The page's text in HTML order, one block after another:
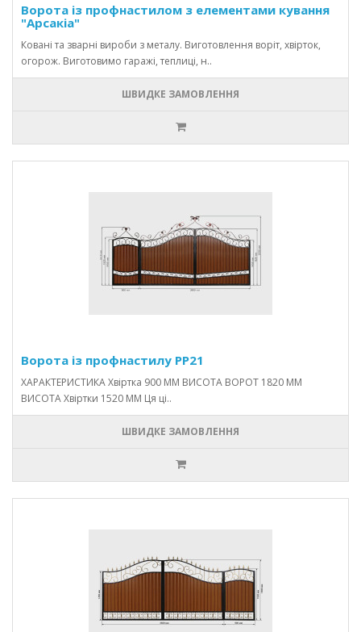
Ворота із профнастилом з елементами кування
"Арсакіа"
Ковані та зварні вироби з металу. Виготовлення воріт, хвірток,
огорож. Виготовимо гаражі, теплиці, н..
ШВИДКЕ ЗАМОВЛЕННЯ
Ворота із профнастилу PP21
ХАРАКТЕРИСТИКА Хвіртка 900 ММ ВИСОТА ВОРОТ 1820 ММ
ВИСОТА Хвіртки 1520 ММ Ця ці..
ШВИДКЕ ЗАМОВЛЕННЯ